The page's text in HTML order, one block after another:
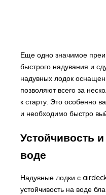
Еще одно значимое
быстрого надувания и
надувных лодок
позволяют всего за
к старту. Это особенно
и необходимо быстро
Устойчивость
воде
Надувные лодки с
устойчивость на воде